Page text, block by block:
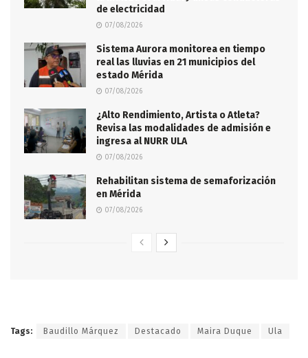
de electricidad
07/08/2026
Sistema Aurora monitorea en tiempo
real las lluvias en 21 municipios del
estado Mérida
07/08/2026
¿Alto Rendimiento, Artista o Atleta?
Revisa las modalidades de admisión e
ingresa al NURR ULA
07/08/2026
Rehabilitan sistema de semaforización
en Mérida
07/08/2026
Tags: Baudillo Márquez Destacado Maira Duque Ula